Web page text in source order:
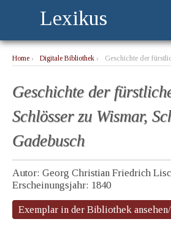
Lexikus
Home › Digitale Bibliothek ›
Geschichte der
Geschichte der
Schlösser zu Wismar,
Gadebusch
Autor: Georg Christian Friedrich
Erscheinungsjahr: 1840
Exemplar in der Bibliothek